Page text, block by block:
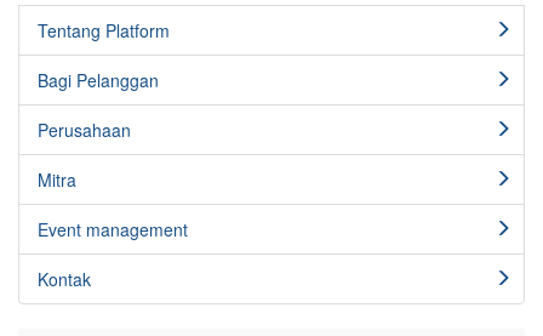
Tentang Platform
Bagi Pelanggan
Perusahaan
Mitra
Event management
Kontak